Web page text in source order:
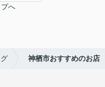
へ
神栖市おすすめのお店